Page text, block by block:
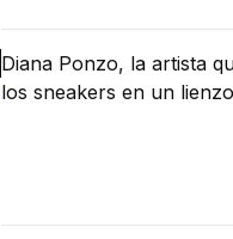
Diana Ponzo, la artista
los sneakers en un lienzo